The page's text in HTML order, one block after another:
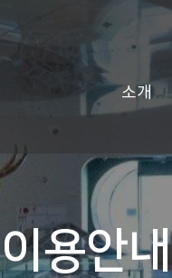
소개
이용안내